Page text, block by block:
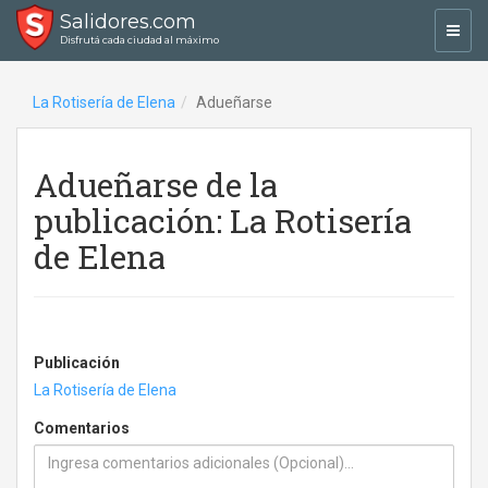
Salidores.com
Disfrutá cada ciudad al máximo
La Rotisería de Elena Adueñarse
Adueñarse de la
publicación: La Rotisería
de Elena
Publicación
La Rotisería de Elena
Comentarios